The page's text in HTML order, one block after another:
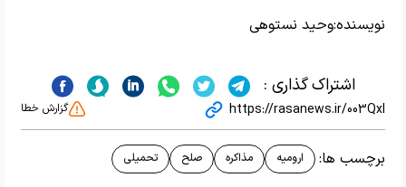
نویسنده:وحید نستوهی
اشتراک گذاری :
https://rasanews.ir/003Qxl گزارش خطا
برچسب ها: ارومیه مذاکره صلح تحمیلی